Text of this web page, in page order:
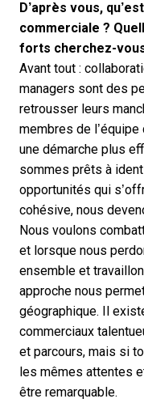
D’après vous,
commerciale ?
forts cherchez-
Avant tout :
managers sont des
retrousser leurs
membres de
une démarche plus
sommes prêts à
opportunités qui
cohésive, nous
Nous voulons
et lorsque nous
ensemble et
approche nous
géographique. Il
commerciaux
et parcours, mais si
les mêmes attentes
être remarquable.